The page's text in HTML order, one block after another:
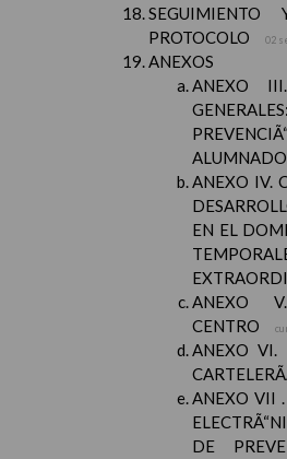
SEGUIMIENTO
PROTOCOLO
02
ANEXOS
ANEXO III.
ALUMNADO
ANEXO IV.
EN EL
ANEXO
CENTRO
ANEXO VI.
ANEXO VII
DE